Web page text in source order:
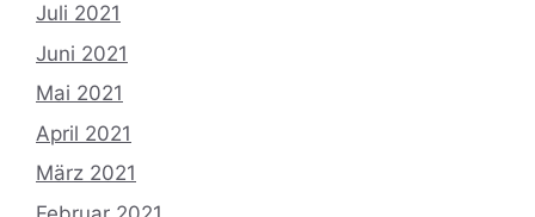
Juli 2021
Juni 2021
Mai 2021
April 2021
März 2021